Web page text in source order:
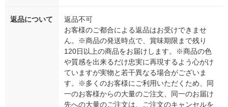
返品について
返品不可
お客様のご都合による返品はお受けできませ
ん。※商品の発送時点で、賞味期限まで残り
120日以上の商品をお届けします。※商品の色
や質感を出来るだけ忠実に再現するよう心がけ
ていますが実物と若干異なる場合がございま
す。※多くのお客様にご利用いただくため、同
一のお客様からの大量のご注文、同一のお届け
先への大量のご注文は、ご注文のキャンセルを